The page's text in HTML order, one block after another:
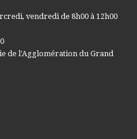
vendredi de 8h00 à 12h00
de l'Agglomération du Grand